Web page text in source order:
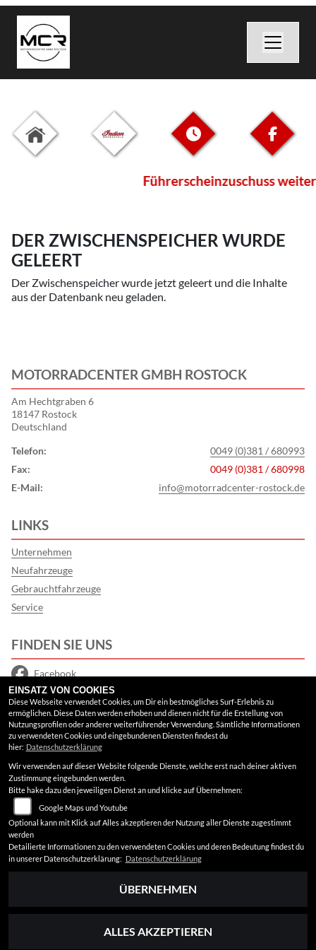
Führerscheinzuschuss
DER ZWISCHENSPEICHER WURDE
GELEERT
Der Zwischenspeicher wurde jetzt geleert und die Inhalte
aus der Datenbank neu geladen.
MOTORRADCENTER GMBH ROSTOCK
Am Hechtgraben 6
18147 Rostock
Deutschland
Telefon:
0049 (0)381 / 680993
Fax:
0049 (0)381 / 680998
E-Mail:
info@motorradcenter-rostock.de
LINKS
Unternehmen
Neufahrzeuge
Gebrauchtfahrzeuge
Service
FINDEN SIE UNS
Facebook
Google Maps
RECHTLICHES
AGB
Impressum
Datenschutz
Disclaimer
Barrierefreiheit
EINSATZ VON COOKIES
Diese Webseite verwendet Cookies, um Dir ein bestmögliches Surf-Erlebnis zu
ermöglichen. Diese Daten werden erhoben und dienen nicht für die Erstellung von
Nutzungsprofilen oder anderer weiterführender Verwendung. Sämtliche Informationen
zu verwendeten Cookies und eingebundenen Diensten findest du
hier: Datenschutzerklärung
Wir verwenden auf dieser Website folgende Dienste, welche erst nach deiner aktiven
Zustimmung eingebunden werden.
Bitte hake dazu den jeweiligen Dienst an und klicke auf Übernehmen:
Google Maps und Youtube
Optional kann mit Klick auf Alles akzeptieren der Nutzung aller Dienste zugestimmt
werden
Detailierte Informationen zu den verwendeten Cookies und deren Bedeutung findest du
in unserer Datenschutzerklärung: Datenschutzerklärung
ÜBERNEHMEN
ALLES AKZEPTIEREN